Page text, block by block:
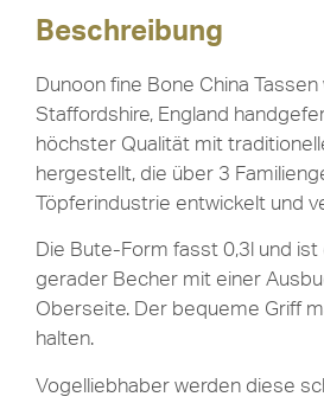
Beschreibung
Dunoon fine Bone China Tassen
Staffordshire, England
höchster Qualität mit
hergestellt, die über 3
Töpferindustrie entwickelt und
Die Bute-Form fasst 0,3l und
gerader Becher mit einer
Oberseite. Der bequeme Griff
halten.
Vogelliebhaber werden diese